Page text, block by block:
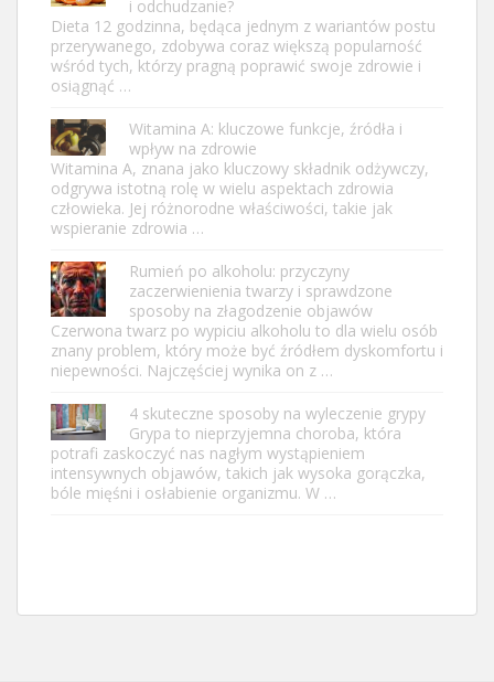
i odchudzanie?
Dieta 12 godzinna, będąca jednym z wariantów postu
przerywanego, zdobywa coraz większą popularność
wśród tych, którzy pragną poprawić swoje zdrowie i
osiągnąć …
Witamina A: kluczowe funkcje, źródła i
wpływ na zdrowie
Witamina A, znana jako kluczowy składnik odżywczy,
odgrywa istotną rolę w wielu aspektach zdrowia
człowieka. Jej różnorodne właściwości, takie jak
wspieranie zdrowia …
Rumień po alkoholu: przyczyny
zaczerwienienia twarzy i sprawdzone
sposoby na złagodzenie objawów
Czerwona twarz po wypiciu alkoholu to dla wielu osób
znany problem, który może być źródłem dyskomfortu i
niepewności. Najczęściej wynika on z …
4 skuteczne sposoby na wyleczenie grypy
Grypa to nieprzyjemna choroba, która
potrafi zaskoczyć nas nagłym wystąpieniem
intensywnych objawów, takich jak wysoka gorączka,
bóle mięśni i osłabienie organizmu. W …